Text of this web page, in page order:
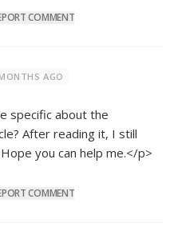
COMMENT
AGO
specific about the
After reading it, I still
you can help me.</p>
COMMENT